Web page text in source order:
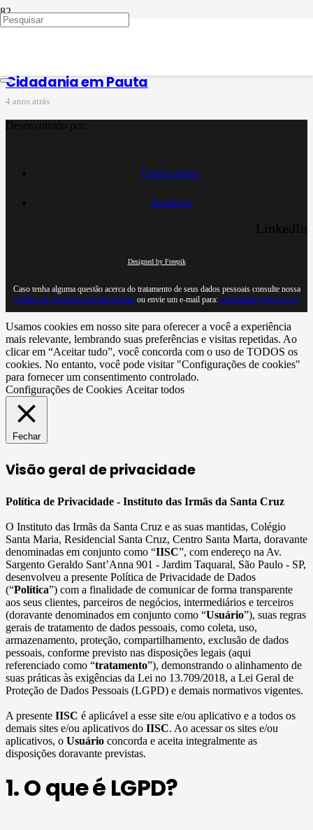
trânsito
Cidadania em Pauta
4 anos atrás
Desenvolvido por:
Quem somos
Arquivos
LinkedIn
Designed by Freepik
Caso tenha alguma questão acerca do tratamento de seus dados pessoais consulte nossa
Política de Segurança da Informaçãoou envie um e-mail para: privacidade@iisc.org.br
Usamos cookies em nosso site para oferecer a você a experiência
mais relevante, lembrando suas preferências e visitas repetidas. Ao
clicar em “Aceitar tudo”, você concorda com o uso de TODOS os
cookies. No entanto, você pode visitar "Configurações de cookies"
para fornecer um consentimento controlado.
Configurações de Cookies Aceitar todos
Fechar
Visão geral de privacidade
Política de Privacidade - Instituto das Irmãs da Santa Cruz
O Instituto das Irmãs da Santa Cruz e as suas mantidas, Colégio
Santa Maria, Residencial Santa Cruz, Centro Santa Marta, doravante
denominadas em conjunto como “IISC”, com endereço na Av.
Sargento Geraldo Sant’Anna 901 - Jardim Taquaral, São Paulo - SP,
desenvolveu a presente Política de Privacidade de Dados
(“Política”) com a finalidade de comunicar de forma transparente
aos seus clientes, parceiros de negócios, intermediários e terceiros
(doravante denominados em conjunto como “Usuário”), suas regras
gerais de tratamento de dados pessoais, como coleta, uso,
armazenamento, proteção, compartilhamento, exclusão de dados
pessoais, conforme previsto nas disposições legais (aqui
referenciado como “tratamento”), demonstrando o alinhamento de
suas práticas às exigências da Lei no 13.709/2018, a Lei Geral de
Proteção de Dados Pessoais (LGPD) e demais normativos vigentes.
A presente IISC é aplicável a esse site e/ou aplicativo e a todos os
demais sites e/ou aplicativos do IISC. Ao acessar os sites e/ou
aplicativos, o Usuário concorda e aceita integralmente as
disposições doravante previstas.
1. O que é LGPD?